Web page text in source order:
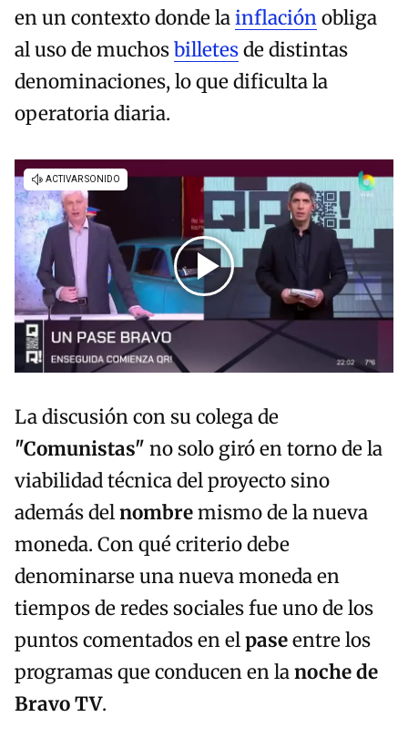
en un contexto donde lainflaciónobliga
al uso de muchosbilletesde distintas
denominaciones, lo que dificulta la
operatoria diaria.
La discusión con su colega de
"Comunistas" no solo giró en torno de la
viabilidad técnica del proyecto sino
además delnombremismo de la nueva
moneda. Con qué criterio debe
denominarse una nueva moneda en
tiempos de redes sociales fue uno de los
puntos comentados en elpaseentre los
programas que conducen en lanoche de
Bravo TV.